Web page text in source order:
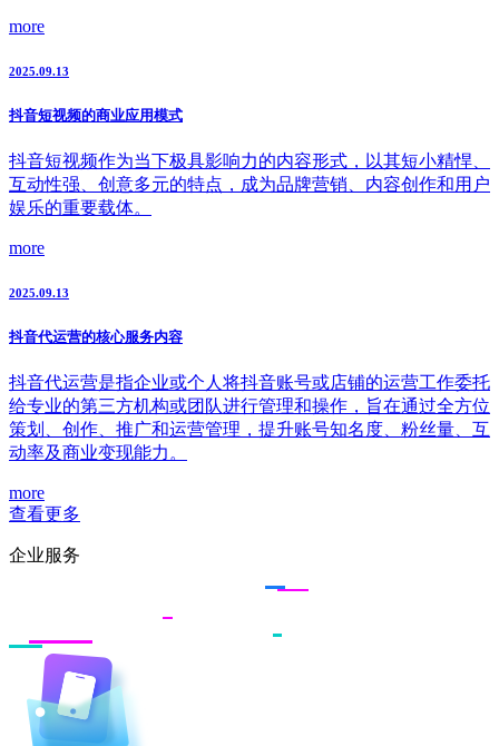
more
2025.09.13
抖音短视频的商业应用模式
抖音短视频作为当下极具影响力的内容形式，以其短小精悍、
互动性强、创意多元的特点，成为品牌营销、内容创作和用户
娱乐的重要载体。
more
2025.09.13
抖音代运营的核心服务内容
抖音代运营是指企业或个人将抖音账号或店铺的运营工作委托
给专业的第三方机构或团队进行管理和操作，旨在通过全方位
策划、创作、推广和运营管理，提升账号知名度、粉丝量、互
动率及商业变现能力。
more
查看更多
企业服务